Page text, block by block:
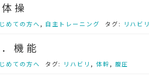
操
めての方へ, 自主トレーニング タグ: リハビリ
機能
めての方へ タグ: リハビリ , 体幹, 腹圧